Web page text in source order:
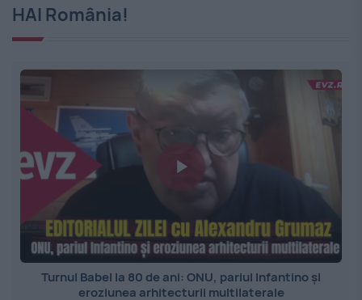
HAI România!
Turnul Babel la 80 de ani: ONU, pariul Infantino și
eroziunea arhitecturii multilaterale